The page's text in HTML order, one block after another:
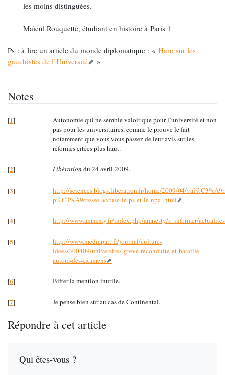
les moins distinguées.
Maïeul Rouquette, étudiant en histoire à Paris 1
Ps : à lire un article du monde diplomatique : « Haro sur les
gauchistes de l’Université
»
Notes
[1]
Autonomie qui ne semble valoir que pour l’université et non
pas pour les universitaires, comme le prouve le fait
notamment que vous vous passez de leur avis sur les
réformes citées plus haut.
[2] Libération du 24 avril 2009.
[3]
http://sciences.blogs.liberation.fr/home/2009/04/
p%C3%A9cresse-accuse-le-ps-et-le-npa-.html
[4] http://www.amnesty.fr/index.php/amnesty/s_informer/
[5]
http://www.mediapart.fr/journal/culture-
idees/300409/universites-greve-reconduite-et-bataille-
autour-des-examens
[6] Biffer la mention inutile.
[7] Je pense bien sûr au cas de Continental.
Répondre à cet article
Qui êtes-vous ?